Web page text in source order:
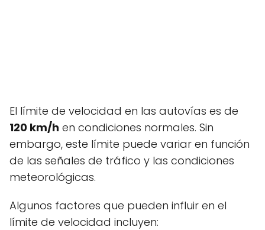
El límite de velocidad en las autovías es de
120 km/h en condiciones normales. Sin
embargo, este límite puede variar en función
de las señales de tráfico y las condiciones
meteorológicas.
Algunos factores que pueden influir en el
límite de velocidad incluyen: